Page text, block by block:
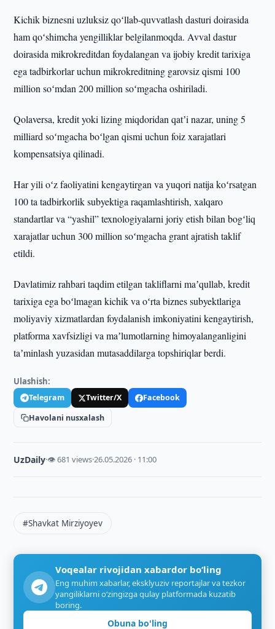
Kichik biznesni uzluksiz qoʻllab-quvvatlash dasturi doirasida
ham qoʻshimcha yengilliklar belgilanmoqda. Avval dastur
doirasida mikrokreditdan foydalangan va ijobiy kredit tarixiga
ega tadbirkorlar uchun mikrokreditning garovsiz qismi 100
million soʻmdan 200 million soʻmgacha oshiriladi.
Qolaversa, kredit yoki lizing miqdoridan qatʼi nazar, uning 5
milliard soʻmgacha boʻlgan qismi uchun foiz xarajatlari
kompensatsiya qilinadi.
Har yili oʻz faoliyatini kengaytirgan va yuqori natija koʻrsatgan
100 ta tadbirkorlik subyektiga raqamlashtirish, xalqaro
standartlar va “yashil” texnologiyalarni joriy etish bilan bogʻliq
xarajatlar uchun 300 million soʻmgacha grant ajratish taklif
etildi.
Davlatimiz rahbari taqdim etilgan takliflarni maʼqullab, kredit
tarixiga ega boʻlmagan kichik va oʻrta biznes subyektlariga
moliyaviy xizmatlardan foydalanish imkoniyatini kengaytirish,
platforma xavfsizligi va maʼlumotlarning himoyalanganligini
taʼminlash yuzasidan mutasaddilarga topshiriqlar berdi.
Ulashish:
Telegram Twitter/X
Facebook
Havolani nusxalash
UzDaily·👁 681 views·26.05.2026 · 11:00
#Shavkat Mirziyoyev
Voqealar rivojidan xabardor bo‘ling
Eng muhim xabarlar, eksklyuziv reportajlar va tezkor
yangiliklarni o‘zingizga qulay platformada kuzatib
boring.
Obuna bo'ling